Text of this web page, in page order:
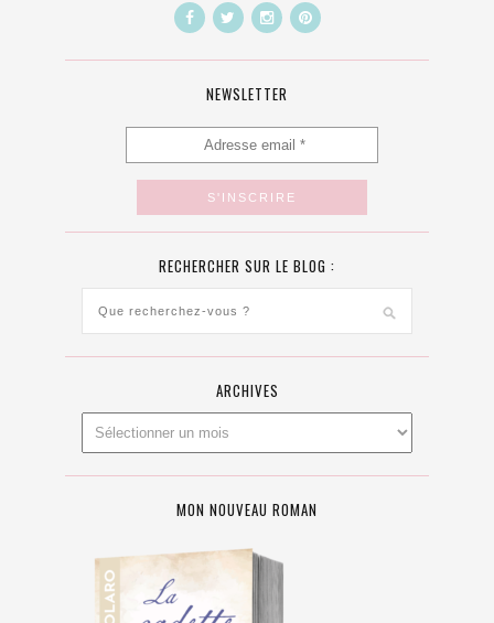
NEWSLETTER
RECHERCHER SUR LE BLOG :
ARCHIVES
MON NOUVEAU ROMAN